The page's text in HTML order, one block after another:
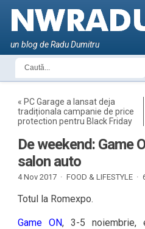
un blog de Radu Dumitru
« PC Garage a lansat deja
tradiționala campanie de price
protection pentru Black Friday
De weekend: Game
salon auto
4 Nov 2017 · FOOD & LIFESTYLE ·
Totul la Romexpo.
Game ON, 3-5 noiembrie,